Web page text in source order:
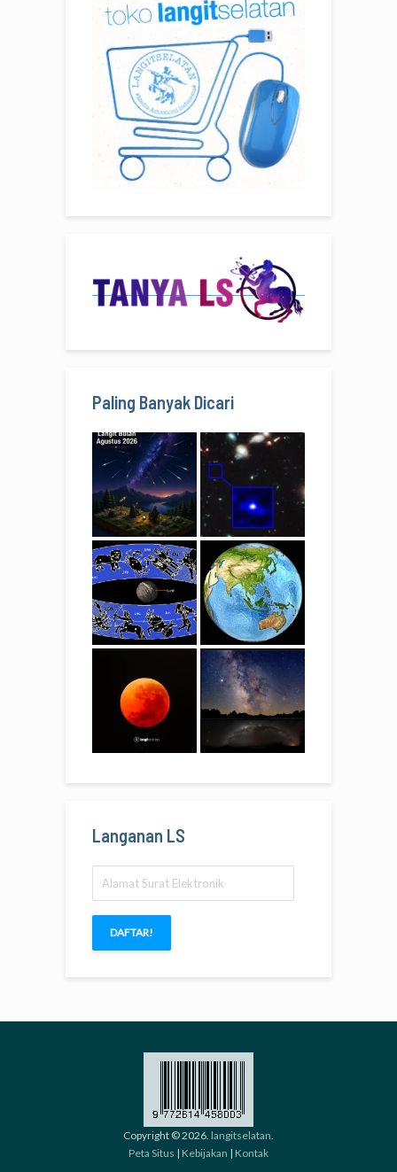
Paling Banyak Dicari
Langanan LS
Surat
Elektronik
DAFTAR!
Copyright © 2026. langitselatan.
Peta Situs | Kebijakan | Kontak